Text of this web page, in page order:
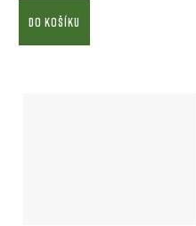
DO KOŠÍKU